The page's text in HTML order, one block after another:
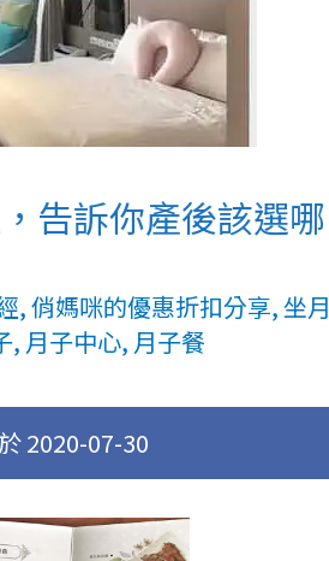
告訴你產後該選哪
,俏媽咪的優惠折扣分享,坐月
, 月子中心, 月子餐
2020-07-30